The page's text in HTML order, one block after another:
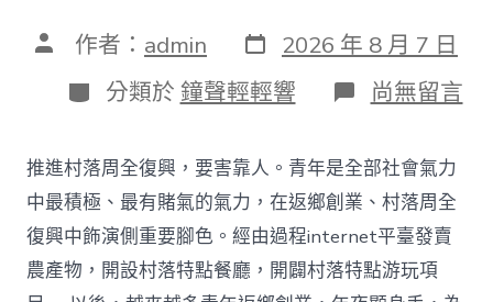
文 作者： admin 發
表
日
期
2026 年 8 月 7 日
分
類
分類於 鐘聲輕輕響 在
〈為
落
財
產
復
興
注
進
尚無留言
推進村落周全復興，要害靠人。青年是全部社會氣力
中最積極、最有賭氣的氣力，在返鄉創業、村落周全
復興中飾演側重要腳色。經由過程internet平臺發賣
農產物，開設村落特點餐廳，開闢村落特點游玩項